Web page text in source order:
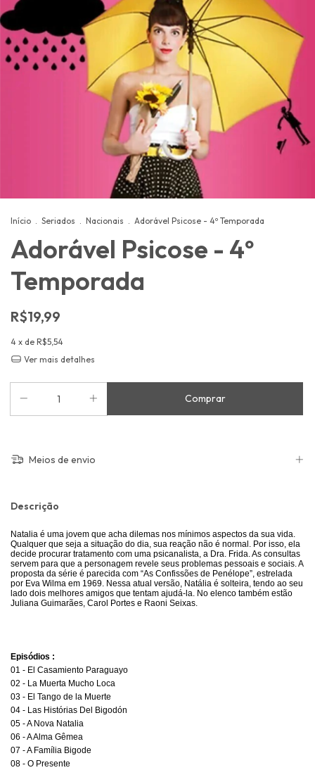
Início Seriados Nacionais Adorável Psicose - 4º Temporada
Adorável Psicose - 4º
Temporada
R$19,99
4 x de R$5,54
Ver mais detalhes
Meios de envio
Descrição
Natalia é uma jovem que acha dilemas nos mínimos aspectos da sua vida.
Qualquer que seja a situação do dia, sua reação não é normal. Por isso, ela
decide procurar tratamento com uma psicanalista, a Dra. Frida. As consultas
servem para que a personagem revele seus problemas pessoais e sociais. A
proposta da série é parecida com “As Confissões de Penélope”, estrelada
por Eva Wilma em 1969. Nessa atual versão, Natália é solteira, tendo ao seu
lado dois melhores amigos que tentam ajudá-la. No elenco também estão
Juliana Guimarães, Carol Portes e Raoni Seixas.
Episódios :
01 - El Casamiento Paraguayo
02 - La Muerta Mucho Loca
03 - El Tango de la Muerte
04 - Las Histórias Del Bigodón
05 - A Nova Natalia
06 - A Alma Gêmea
07 - A Família Bigode
08 - O Presente